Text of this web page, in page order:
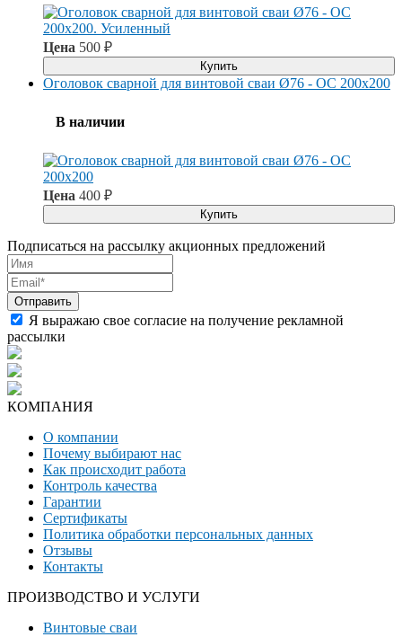
Цена 500 ₽
Купить
Оголовок сварной для винтовой сваи Ø76 - ОС 200x200
В наличии
Цена 400 ₽
Купить
Подписаться на рассылку акционных предложений
Я выражаю свое согласие на получение рекламной
рассылки
КОМПАНИЯ
О компании
Почему выбирают нас
Как происходит работа
Контроль качества
Гарантии
Сертификаты
Политика обработки персональных данных
Отзывы
Контакты
ПРОИЗВОДСТВО И УСЛУГИ
Винтовые сваи